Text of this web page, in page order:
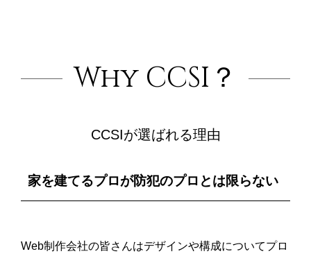
Why CCSI？
CCSIが選ばれる理由
家を建てるプロが防犯のプロとは限らない
Web制作会社の皆さんはデザインや構成についてプロ